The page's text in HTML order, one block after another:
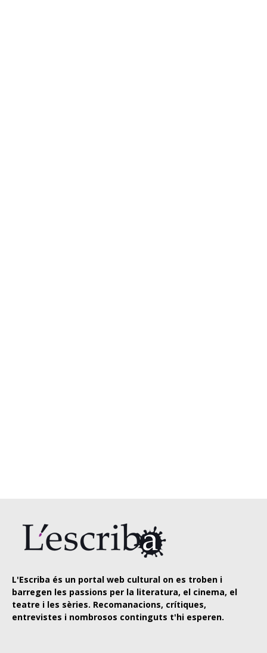
L'Escriba és un portal web cultural on es troben i
barregen les passions per la literatura, el cinema, el
teatre i les sèries. Recomanacions, crítiques,
entrevistes i nombrosos continguts t'hi esperen.